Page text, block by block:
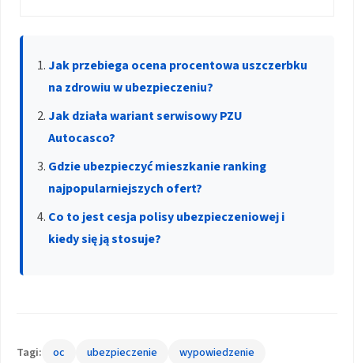
Jak przebiega ocena procentowa uszczerbku
na zdrowiu w ubezpieczeniu?
Jak działa wariant serwisowy PZU
Autocasco?
Gdzie ubezpieczyć mieszkanie ranking
najpopularniejszych ofert?
Co to jest cesja polisy ubezpieczeniowej i
kiedy się ją stosuje?
Tagi: oc ubezpieczenie wypowiedzenie